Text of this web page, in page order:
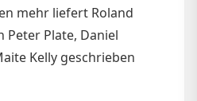
mehr liefert Roland
Peter Plate, Daniel
Kelly geschrieben